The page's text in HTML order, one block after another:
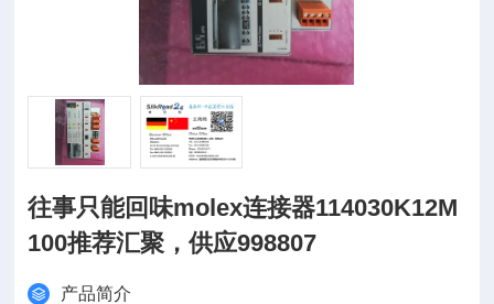
往事只能回味molex连接器114030K12M
100推荐汇聚，供应998807
产品简介